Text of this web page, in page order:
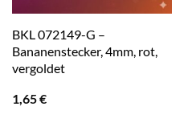
BKL 072149-G –
Bananenstecker, 4mm, rot,
vergoldet
1,65€